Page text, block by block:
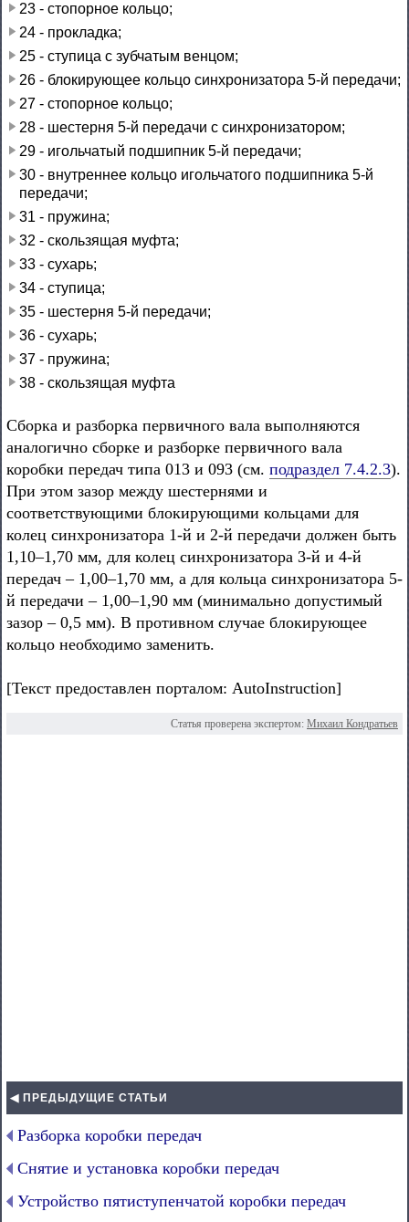
23 - стопорное кольцо;
24 - прокладка;
25 - ступица с зубчатым венцом;
26 - блокирующее кольцо синхронизатора 5-й передачи;
27 - стопорное кольцо;
28 - шестерня 5-й передачи с синхронизатором;
29 - игольчатый подшипник 5-й передачи;
30 - внутреннее кольцо игольчатого подшипника 5-й
передачи;
31 - пружина;
32 - скользящая муфта;
33 - сухарь;
34 - ступица;
35 - шестерня 5-й передачи;
36 - сухарь;
37 - пружина;
38 - скользящая муфта
Сборка и разборка первичного вала выполняются
аналогично сборке и разборке первичного вала
коробки передач типа 013 и 093 (cм. подраздел 7.4.2.3).
При этом зазор между шестернями и
соответствующими блокирующими кольцами для
колец синхронизатора 1-й и 2-й передачи должен быть
1,10–1,70 мм, для колец синхронизатора 3-й и 4-й
передач – 1,00–1,70 мм, а для кольца синхронизатора 5-
й передачи – 1,00–1,90 мм (минимально допустимый
зазор – 0,5 мм). В противном случае блокирующее
кольцо необходимо заменить.
[Текст предоставлен порталом: AutoInstruction]
Статья проверена экспертом: Михаил Кондратьев
◀ ПРЕДЫДУЩИЕ СТАТЬИ
Разборка коробки передач
Снятие и установка коробки передач
Устройство пятиступенчатой коробки передач